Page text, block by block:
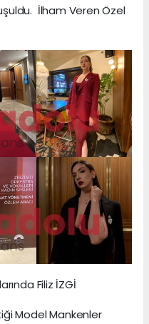
İlham Veren Özel
Filiz İZGİ
Model Mankenler